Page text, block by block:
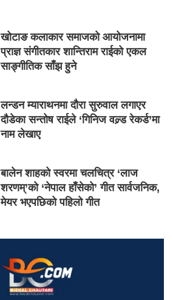
खोटाङ कलाकार समाजको आयोजनामा
प्राज्ञ संगीतकार शान्तिराम राईको एकल
साङ्गीतिक साँझ हुने
लन्डन म्याराथनमा दौरा सुरुवाल लगाएर
दौडेका सन्तोष राईले ‘गिनिज वल्र्ड रेकर्ड’मा
नाम लेखाए
बालेन शाहको स्वरमा चलचित्र ‘लाज
शरणम्’को ‘नेपाल हाँसेको’ गीत सार्वजनिक,
मेयर भएपछिको पहिलो गीत